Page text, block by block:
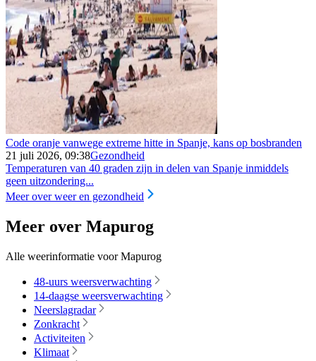
Code oranje vanwege extreme hitte in Spanje, kans op bosbranden
21 juli 2026, 09:38Gezondheid
Temperaturen van 40 graden zijn in delen van Spanje inmiddels
geen uitzondering...
Meer over weer en gezondheid
Meer over Mapurog
Alle weerinformatie voor Mapurog
48-uurs weersverwachting
14-daagse weersverwachting
Neerslagradar
Zonkracht
Activiteiten
Klimaat